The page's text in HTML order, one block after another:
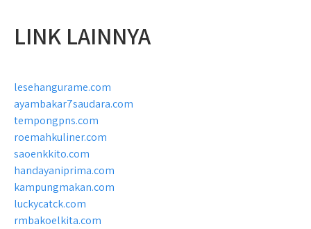
LINK LAINNYA
lesehangurame.com
ayambakar7saudara.com
tempongpns.com
roemahkuliner.com
saoenkkito.com
handayaniprima.com
kampungmakan.com
luckycatck.com
rmbakoelkita.com